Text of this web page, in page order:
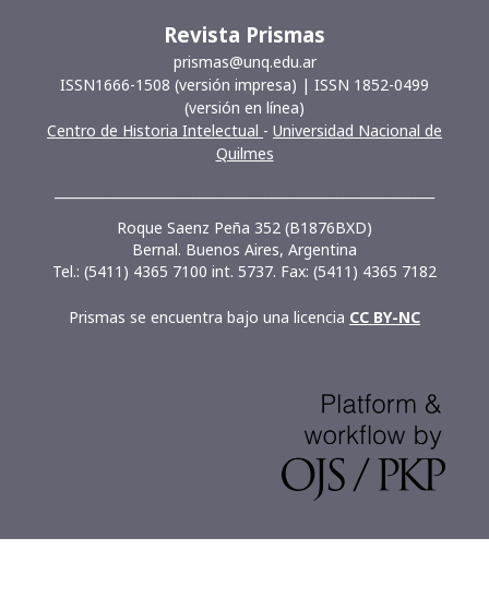
Revista Prismas
prismas@unq.edu.ar
ISSN1666-1508 (versión impresa) | ISSN 1852-0499
(versión en línea)
Centro de Historia Intelectual - Universidad Nacional de
Quilmes
Roque Saenz Peña 352 (B1876BXD)
Bernal. Buenos Aires, Argentina
Tel.: (5411) 4365 7100 int. 5737. Fax: (5411) 4365 7182
Prismas se encuentra bajo una licencia CC BY-NC